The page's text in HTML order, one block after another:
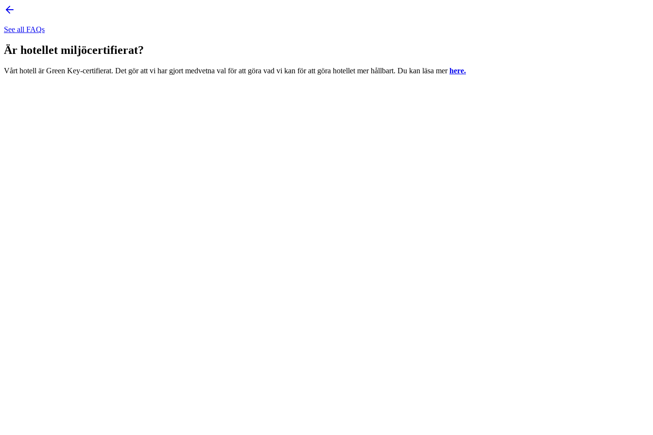
See all FAQs
Är hotellet miljöcertifierat?
Vårt hotell är Green Key-certifierat. Det gör att vi har gjort medvetna val för att göra vad vi kan för att göra hotellet mer hållbart. Du kan läsa merhere.